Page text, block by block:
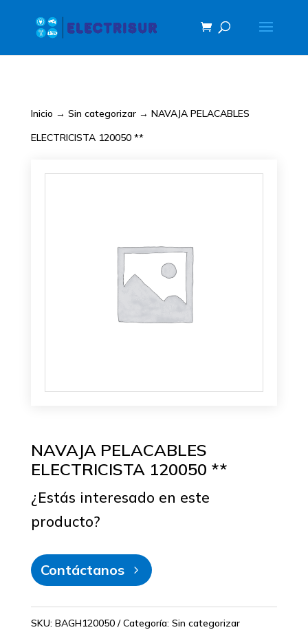
Inicio → Sin categorizar→ NAVAJA PELACABLES
ELECTRICISTA 120050 **
NAVAJA PELACABLES
ELECTRICISTA 120050 **
¿Estás interesado en este
producto?
Contáctanos
SKU: BAGH120050 Categoría: Sin categorizar